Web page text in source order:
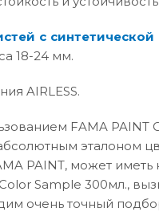
с
18-24 мм.
AIRLESS.
FAMA PAINT
эталоном
PAINT, может иметь
Sample 300мл.,
очень точный